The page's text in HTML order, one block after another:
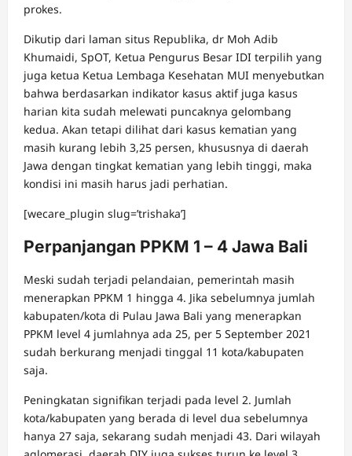
prokes.
Dikutip dari laman situs Republika, dr Moh Adib
Khumaidi, SpOT, Ketua Pengurus Besar IDI terpilih yang
juga ketua Ketua Lembaga Kesehatan MUI menyebutkan
bahwa berdasarkan indikator kasus aktif juga kasus
harian kita sudah melewati puncaknya gelombang
kedua. Akan tetapi dilihat dari kasus kematian yang
masih kurang lebih 3,25 persen, khususnya di daerah
Jawa dengan tingkat kematian yang lebih tinggi, maka
kondisi ini masih harus jadi perhatian.
[wecare_plugin slug=’trishaka’]
Perpanjangan PPKM 1 – 4 Jawa Bali
Meski sudah terjadi pelandaian, pemerintah masih
menerapkan PPKM 1 hingga 4. Jika sebelumnya jumlah
kabupaten/kota di Pulau Jawa Bali yang menerapkan
PPKM level 4 jumlahnya ada 25, per 5 September 2021
sudah berkurang menjadi tinggal 11 kota/kabupaten
saja.
Peningkatan signifikan terjadi pada level 2. Jumlah
kota/kabupaten yang berada di level dua sebelumnya
hanya 27 saja, sekarang sudah menjadi 43. Dari wilayah